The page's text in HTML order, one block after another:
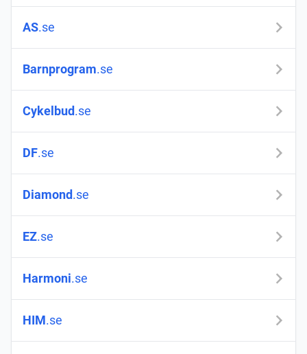
AS.se
Barnprogram.se
Cykelbud.se
DF.se
Diamond.se
EZ.se
Harmoni.se
HIM.se